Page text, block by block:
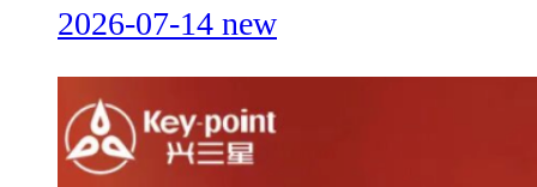
2026-07-14 new